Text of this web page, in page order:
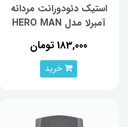
استیک دئودورانت‌ مردانه
آمبرلا مدل HERO MAN
183,000 تومان
خرید